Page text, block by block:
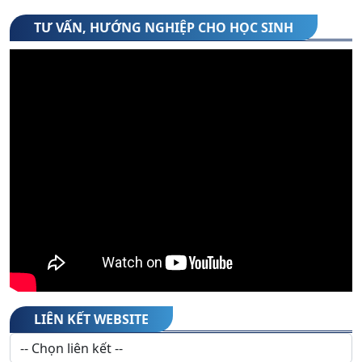
TƯ VẤN, HƯỚNG NGHIỆP CHO HỌC SINH
LIÊN KẾT WEBSITE